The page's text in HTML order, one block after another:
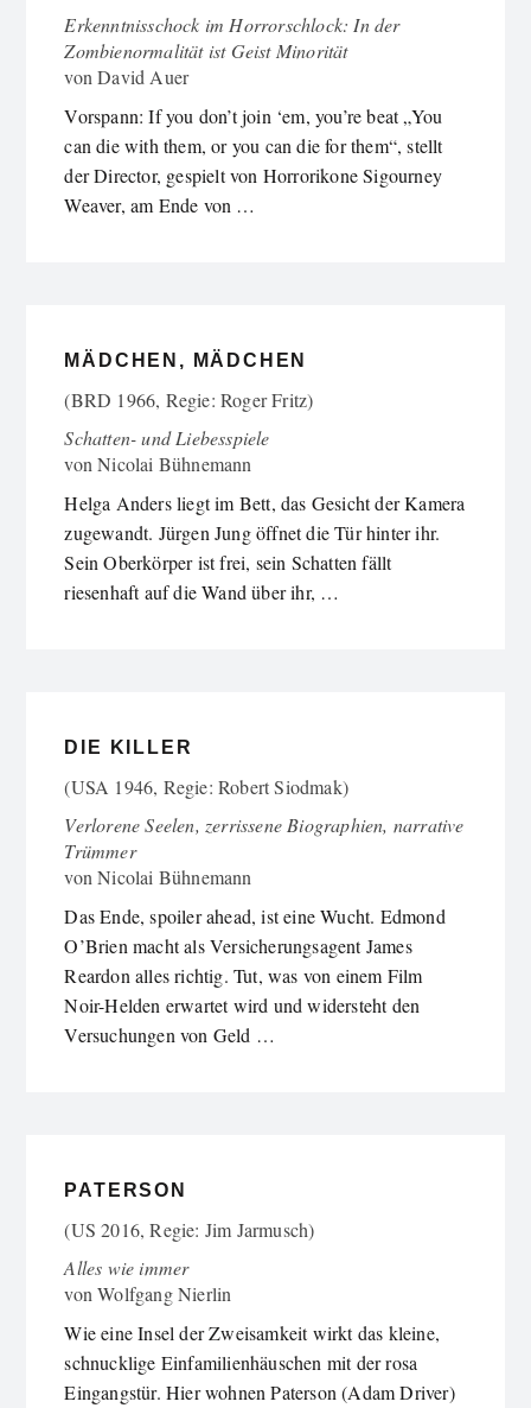
Erkenntnisschock im Horrorschlock: In der
Zombienormalität ist Geist Minorität
vonDavid Auer
Vorspann: If you don’t join ‘em, you’re beat „You
can die with them, or you can die for them“, stellt
der Director, gespielt von Horrorikone Sigourney
Weaver, am Ende von …
MÄDCHEN, MÄDCHEN
(BRD 1966, Regie: Roger Fritz)
Schatten- und Liebesspiele
vonNicolai Bühnemann
Helga Anders liegt im Bett, das Gesicht der Kamera
zugewandt. Jürgen Jung öffnet die Tür hinter ihr.
Sein Oberkörper ist frei, sein Schatten fällt
riesenhaft auf die Wand über ihr, …
DIE KILLER
(USA 1946, Regie: Robert Siodmak)
Verlorene Seelen, zerrissene Biographien, narrative
Trümmer
vonNicolai Bühnemann
Das Ende, spoiler ahead, ist eine Wucht. Edmond
O’Brien macht als Versicherungsagent James
Reardon alles richtig. Tut, was von einem Film
Noir-Helden erwartet wird und widersteht den
Versuchungen von Geld …
PATERSON
(US 2016, Regie: Jim Jarmusch)
Alles wie immer
vonWolfgang Nierlin
Wie eine Insel der Zweisamkeit wirkt das kleine,
schnucklige Einfamilienhäuschen mit der rosa
Eingangstür. Hier wohnen Paterson (Adam Driver)